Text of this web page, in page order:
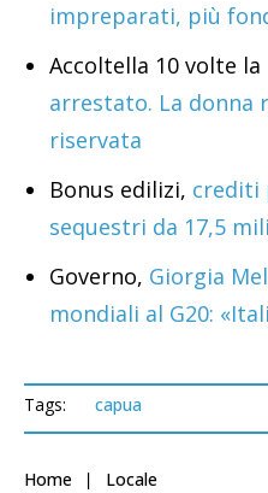
impreparati, più
Accoltella 10 volte la
arrestato. La donna
riservata
Bonus edilizi, crediti
sequestri da 17,5
Governo, Giorgia
mondiali al G20:
Tags: capua
Home Locale